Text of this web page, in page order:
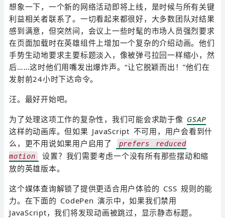
想象一下，一个新的网络活动即将上线，是时候与所有关键
利益相关者联系了。一切看起来都很好，大多数团队对结果
感到满意，但突然间，会议上一些时髦的市场人员强烈要求
在页面加载时在英雄组件上增加一个复杂的介绍动画。他们
手势生动地要求主要标题淡入，像被弹弓拉回一样缩小，然
后……这时他们用嘴发出爆炸声。“让它脱颖而出！”他们在
发射前24小时下达命令。
汪。最好开始吧。
为了处理这项工作的复杂性，我们可能会求助于像 GSAP
这样的动画库。但如果 JavaScript 不可用，用户会看到什
么，更不用说如果用户启用了
prefers reduced
motion
设置？我们需要考虑一个没有所有那些摆动和缩
放的英雄版本。
这个媒体查询解锁了提供更适合用户体验的 CSS 规则的能
力。在下面的 CodePen 演示中，如果我们禁用
JavaScript，我们将发现动画被跳过，显示静态标题。